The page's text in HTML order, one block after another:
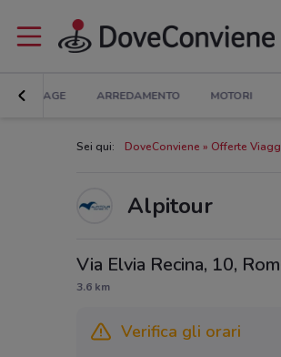
BRICOLAGE ARREDAMENTO MOTORI
Sei qui: DoveConviene Offerte
Alpitour
Via Elvia Recina, 10,
3.6 km
Verifica gli orari